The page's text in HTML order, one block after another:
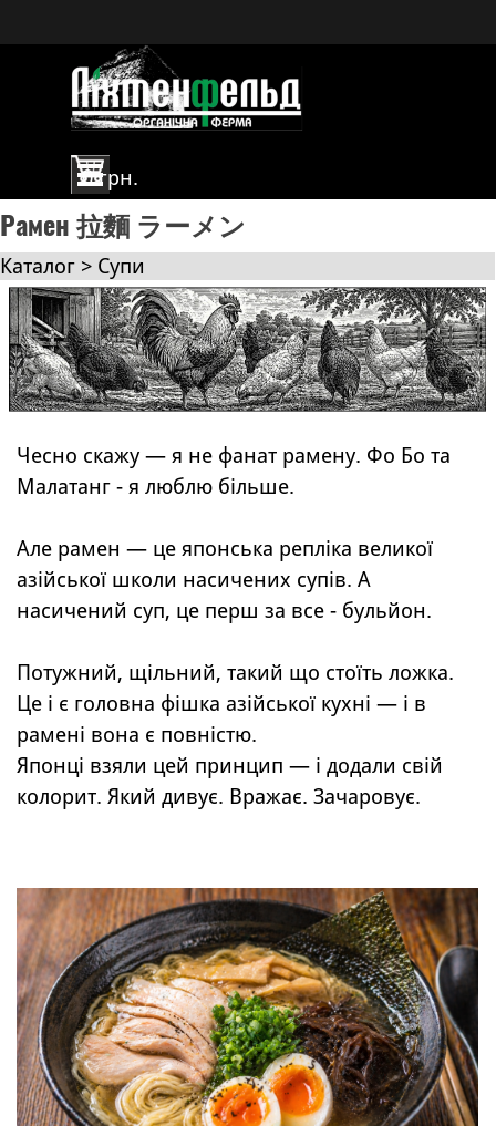
Пропустити меню
0 грн.
Рамен 拉麵 ラーメン
Каталог > Супи
Чесно скажу — я не фанат рамену. Фо Бо та
Малатанг - я люблю більше.
Але рамен — це японська репліка великої
азійської школи насичених супів. А
насичений суп, це перш за все - бульйон.
Потужний, щільний, такий що стоїть ложка.
Це і є головна фішка азійської кухні — і в
рамені вона є повністю.
Японці взяли цей принцип — і додали свій
колорит. Який дивує. Вражає. Зачаровує.